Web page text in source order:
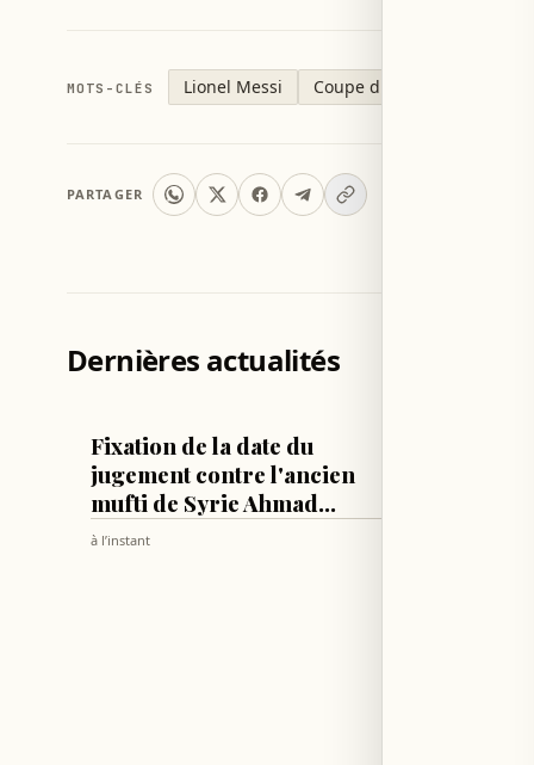
MOTS-CLÉS Lionel Messi Coupe du monde 2026
PARTAGER
Dernières actualités
Fixation de la date du
jugement contre l'ancien
mufti de Syrie Ahmad
Hasoun
à l’instant